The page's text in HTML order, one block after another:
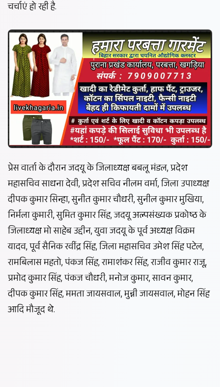
चर्चाएं हो रही है.
प्रेस वार्ता के दौरान जदयू के जिलाध्यक्ष बबलू मंडल, प्रदेश
महासचिव साधना देवी, प्रदेश सचिव नीलम वर्मा, जिला उपाध्यक्ष
दीपक कुमार सिन्हा, सुनीत कुमार चौधरी, सुनील कुमार मुखिया,
निर्मला कुमारी, सुमित कुमार सिंह, जदयू अल्पसंख्यक प्रकोष्ठ के
जिलाध्यक्ष मो साहेब उद्दीन, युवा जदयू के पूर्व अध्यक्ष विक्रम
यादव, पूर्व सैनिक रवींद्र सिंह, जिला महासचिव उमेश सिंह पटेल,
रामबिलास महतो, पंकज सिंह, रामाशंकर सिंह, राजीव कुमार राजू,
प्रमोद कुमार सिंह, पंकज चौधरी, मनोज कुमार, सावन कुमार,
दीपक कुमार सिंह, ममता जायसवाल, मुन्नी जायसवाल, मोहन सिंह
आदि मौजूद थे.